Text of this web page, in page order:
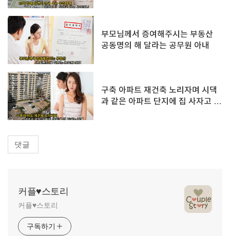
부모님께서 증여해주시는 부동산
공동명의 해 달라는 공무원 아내
구축 아파트 재건축 노리자며 시댁
과 같은 아파트 단지에 집 사자고 제
댓글
커플♥스토리
커플♥스토리
구독하기